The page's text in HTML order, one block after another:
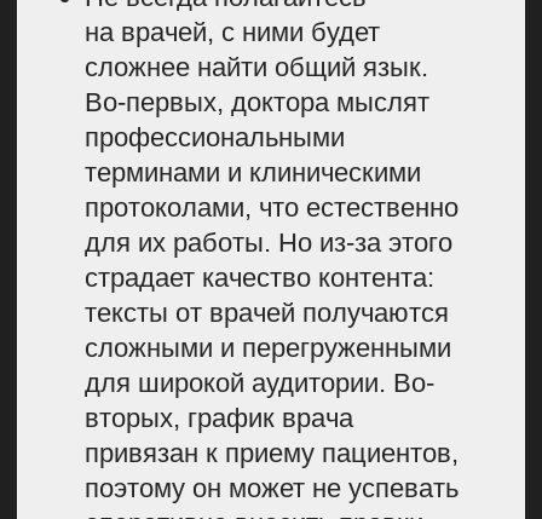
КАК
МЕДИЦИНСКИМ
ИЗДАНИЯМ
ПОЛУЧАТЬ
ТРАФИК
Сегодня с трафиком медицинского
контента сложно: алгоритмы
поисковиков постоянно меняются.
Google все жестче отслеживает
качество материала в медицинских
изданиях. Появились нейросети,
которые выдают ссылки
на рандомные статьи, но все они
обычно из блогов клиник
и лабораторий. Поэтому, если у вас
медиа, за своего читателя нужно
побороться.